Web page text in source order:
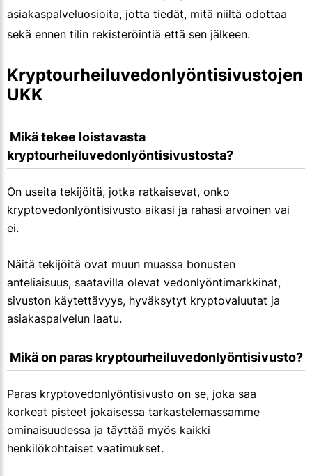
asiakaspalveluosioita, jotta tiedät, mitä niiltä odottaa
sekä ennen tilin rekisteröintiä että sen jälkeen.
Kryptourheiluvedonlyöntisivustojen
UKK
kryptourheiluvedonlyöntisivustosta?
On useita tekijöitä, jotka ratkaisevat, onko
kryptovedonlyöntisivusto aikasi ja rahasi arvoinen vai
ei.
Näitä tekijöitä ovat muun muassa bonusten
anteliaisuus, saatavilla olevat vedonlyöntimarkkinat,
sivuston käytettävyys, hyväksytyt kryptovaluutat ja
asiakaspalvelun laatu.
Mikä on paras kryptourheiluvedonlyöntisivusto?
Paras kryptovedonlyöntisivusto on se, joka saa
korkeat pisteet jokaisessa tarkastelemassamme
ominaisuudessa ja täyttää myös kaikki
henkilökohtaiset vaatimukset.